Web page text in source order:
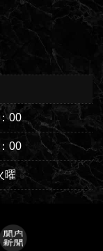
00
00
曜